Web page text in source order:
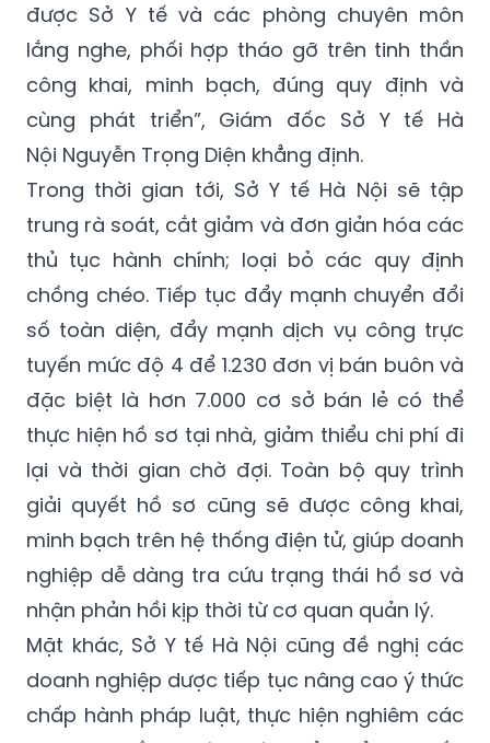
được Sở Y tế và các phòng chuyên môn
lắng nghe, phối hợp tháo gỡ trên tinh thần
công khai, minh bạch, đúng quy định và
cùng phát triển”, Giám đốc Sở Y tế Hà
Nội Nguyễn Trọng Diện khẳng định.
Trong thời gian tới, Sở Y tế Hà Nội sẽ tập
trung rà soát, cắt giảm và đơn giản hóa các
thủ tục hành chính; loại bỏ các quy định
chồng chéo. Tiếp tục đẩy mạnh chuyển đổi
số toàn diện, đẩy mạnh dịch vụ công trực
tuyến mức độ 4 để 1.230 đơn vị bán buôn và
đặc biệt là hơn 7.000 cơ sở bán lẻ có thể
thực hiện hồ sơ tại nhà, giảm thiểu chi phí đi
lại và thời gian chờ đợi. Toàn bộ quy trình
giải quyết hồ sơ cũng sẽ được công khai,
minh bạch trên hệ thống điện tử, giúp doanh
nghiệp dễ dàng tra cứu trạng thái hồ sơ và
nhận phản hồi kịp thời từ cơ quan quản lý.
Mặt khác, Sở Y tế Hà Nội cũng đề nghị các
doanh nghiệp dược tiếp tục nâng cao ý thức
chấp hành pháp luật, thực hiện nghiêm các